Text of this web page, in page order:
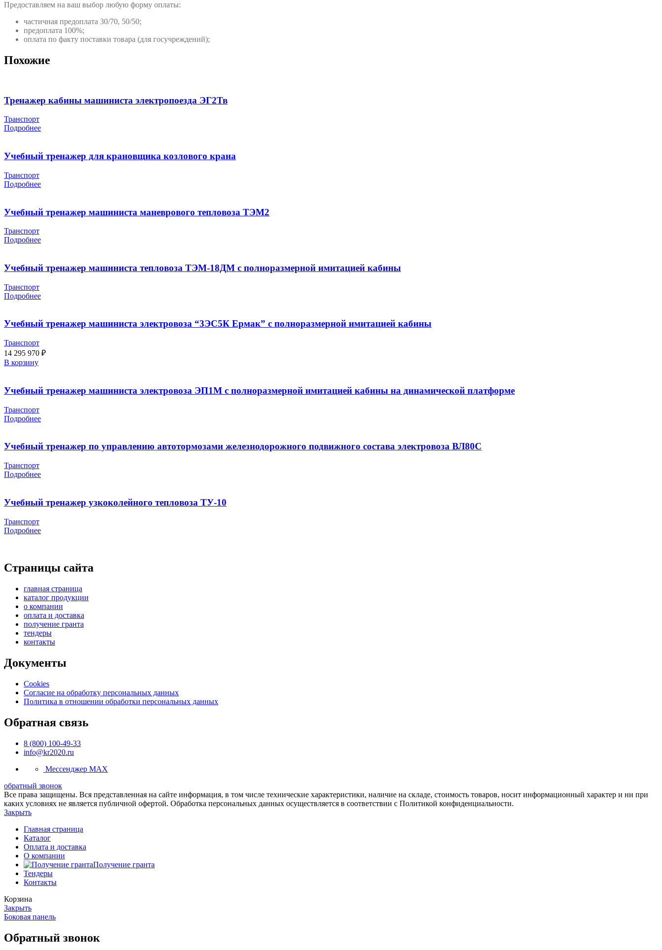
Предоставляем на ваш выбор любую форму оплаты:
частичная предоплата 30/70, 50/50;
предоплата 100%;
оплата по факту поставки товара (для госучреждений);
Похожие
Тренажер кабины машиниста электропоезда ЭГ2Тв
Транспорт
Подробнее
Учебный тренажер для крановщика козлового крана
Транспорт
Подробнее
Учебный тренажер машиниста маневрового тепловоза ТЭМ2
Транспорт
Подробнее
Учебный тренажер машиниста тепловоза ТЭМ-18ДМ с полноразмерной имитацией кабины
Транспорт
Подробнее
Учебный тренажер машиниста электровоза “3ЭС5К Ермак” с полноразмерной имитацией кабины
Транспорт
14 295 970 ₽
В корзину
Учебный тренажер машиниста электровоза ЭП1М с полноразмерной имитацией кабины на динамической платформе
Транспорт
Подробнее
Учебный тренажер по управлению автотормозами железнодорожного подвижного состава электровоза ВЛ80С
Транспорт
Подробнее
Учебный тренажер узкоколейного тепловоза ТУ-10
Транспорт
Подробнее
Страницы сайта
главная страница
каталог продукции
о компании
оплата и доставка
получение гранта
тендеры
контакты
Документы
Cookies
Согласие на обработку персональных данных
Политика в отношении обработки персональных данных
Обратная связь
8 (800) 100-49-33
info@kr2020.ru
Мессенджер MAX
обратный звонок
Все права защищены. Вся представленная на сайте информация, в том числе технические характеристики, наличие на складе, стоимость товаров, носит информационный характер и ни при
каких условиях не является публичной офертой. Обработка персональных данных осуществляется в соответствии с Политикой конфиденциальности.
Закрыть
Главная страница
Каталог
Оплата и доставка
О компании
Получение гранта
Тендеры
Контакты
Корзина
Закрыть
Боковая панель
Обратный звонок